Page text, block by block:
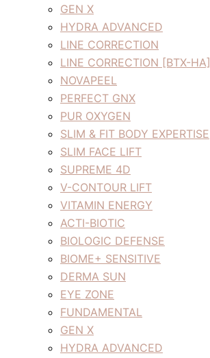
GEN X
HYDRA ADVANCED
LINE CORRECTION
LINE CORRECTION [BTX-HA]
NOVAPEEL
PERFECT GNX
PUR OXYGEN
SLIM & FIT BODY EXPERTISE
SLIM FACE LIFT
SUPREME 4D
V-CONTOUR LIFT
VITAMIN ENERGY
ACTI-BIOTIC
BIOLOGIC DEFENSE
BIOME+ SENSITIVE
DERMA SUN
EYE ZONE
FUNDAMENTAL
GEN X
HYDRA ADVANCED